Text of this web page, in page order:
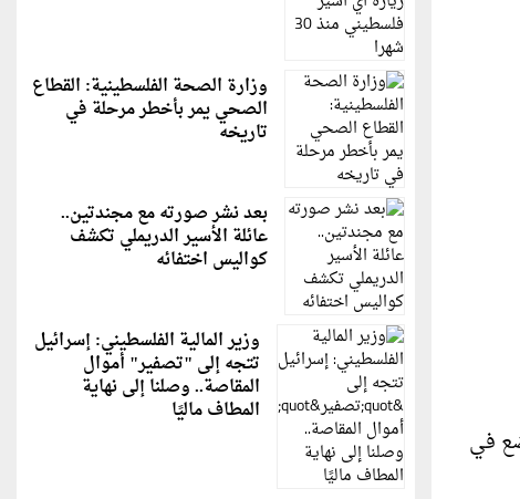
في
وزارة الصحة الفلسطينية: القطاع
الصحي يمر بأخطر مرحلة في
تاريخه
بعد نشر صورته مع مجندتين..
عائلة الأسير الدريملي تكشف
كواليس اختفائه
وزير المالية الفلسطيني: إسرائيل
تتجه إلى "تصفير" أموال
المقاصة.. وصلنا إلى نهاية
المطاف ماليًا